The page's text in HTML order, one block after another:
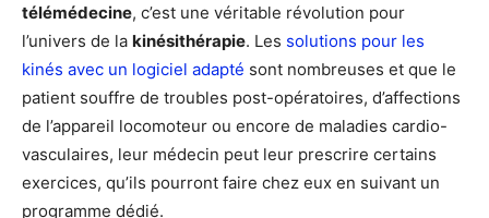
télémédecine, c’est une véritable révolution pour
l’univers de la kinésithérapie. Les solutions pour les
kinés avec un logiciel adapté sont nombreuses et que le
patient souffre de troubles post-opératoires, d’affections
de l’appareil locomoteur ou encore de maladies cardio-
vasculaires, leur médecin peut leur prescrire certains
exercices, qu’ils pourront faire chez eux en suivant un
programme dédié.